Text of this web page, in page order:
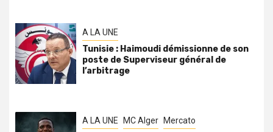
A LA UNE
Tunisie : Haimoudi démissionne de son
poste de Superviseur général de
l’arbitrage
A LA UNE MC Alger Mercato